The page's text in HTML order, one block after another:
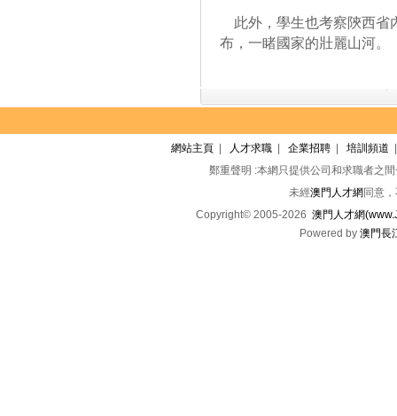
此外，學生也考察陝西省
布，一睹國家的壯麗山河。
網站主頁 人才求職 企業招聘 培訓頻道
鄭重聲明 :本網只提供公司和求職者之
未經澳門人才網 同意
Copyright© 2005-2026 澳門人才網
Powered by 澳門長